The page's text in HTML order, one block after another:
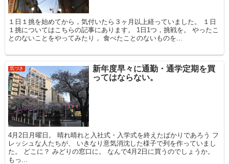
１日１挑を始めてから，気付いたら３ヶ月以上経っていました。 １日
１挑についてはこちらの記事にあります。 1日1つ，挑戦を。 やったこ
とのないことをやってみたり， 食べたことのないものを...
気づき
新年度早々に通勤・通学定期を買
ってはならない。
4月2日月曜日。 晴れ晴れと入社式・入学式を終えたばかりであろう フ
レッシュな人たちが、 いきなり意気消沈した様子で列を作っていまし
た。 どこに？ みどりの窓口に。 なんで4月2日に買うのでしょうか。
もっ...